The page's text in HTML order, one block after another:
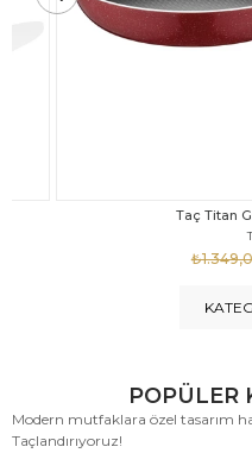
Taç Titan
POPÜLER
Modern mutfaklara özel tasarım
Taçlandırıyoruz!